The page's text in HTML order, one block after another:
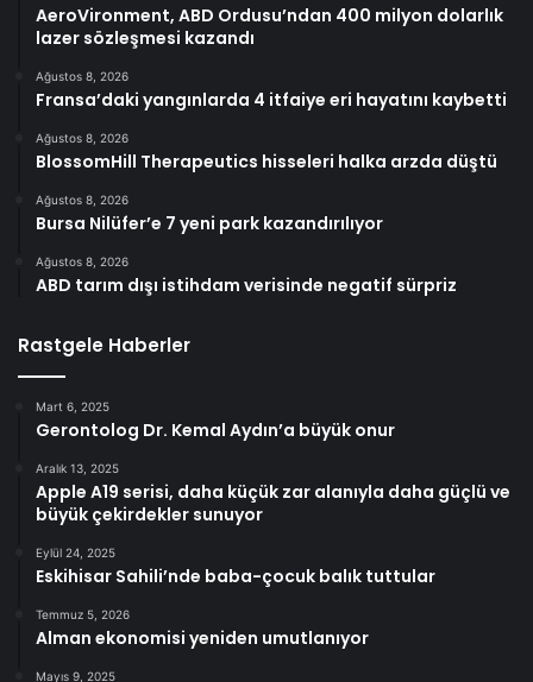
AeroVironment, ABD Ordusu’ndan 400 milyon dolarlık
lazer sözleşmesi kazandı
Ağustos 8, 2026
Fransa’daki yangınlarda 4 itfaiye eri hayatını kaybetti
Ağustos 8, 2026
BlossomHill Therapeutics hisseleri halka arzda düştü
Ağustos 8, 2026
Bursa Nilüfer’e 7 yeni park kazandırılıyor
Ağustos 8, 2026
ABD tarım dışı istihdam verisinde negatif sürpriz
Rastgele Haberler
Mart 6, 2025
Gerontolog Dr. Kemal Aydın’a büyük onur
Aralık 13, 2025
Apple A19 serisi, daha küçük zar alanıyla daha güçlü ve
büyük çekirdekler sunuyor
Eylül 24, 2025
Eskihisar Sahili’nde baba-çocuk balık tuttular
Temmuz 5, 2026
Alman ekonomisi yeniden umutlanıyor
Mayıs 9, 2025